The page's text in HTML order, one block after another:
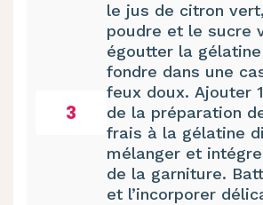
3
le jus de citron
poudre et le sucre
égoutter la
fondre dans une
feux doux. Ajouter
de la préparation
frais à la gélatine
mélanger et
de la garniture.
et l’incorporer